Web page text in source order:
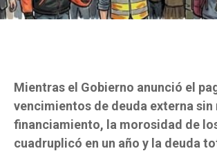
Mientras el Gobierno anunció el
vencimientos de deuda externa sin
financiamiento, la morosidad de
cuadruplicó en un año y la deuda